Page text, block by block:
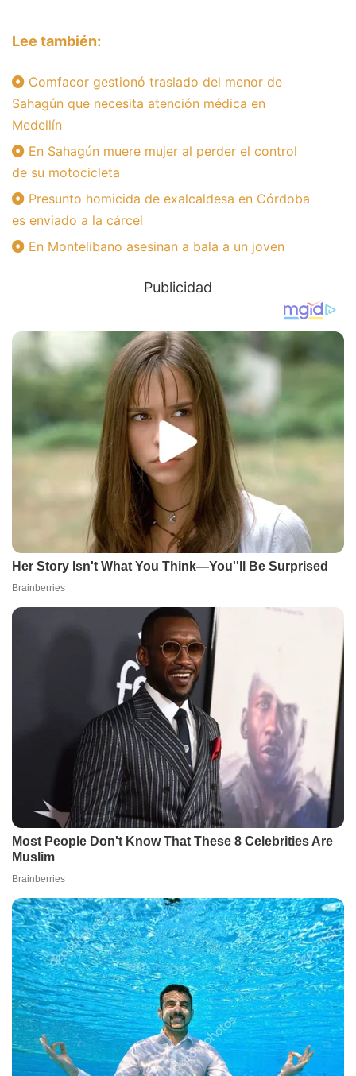
Lee también:
Comfacor gestionó traslado del menor de
Sahagún que necesita atención médica en
Medellín
En Sahagún muere mujer al perder el control
de su motocicleta
Presunto homicida de exalcaldesa en Córdoba
es enviado a la cárcel
En Montelibano asesinan a bala a un joven
Publicidad